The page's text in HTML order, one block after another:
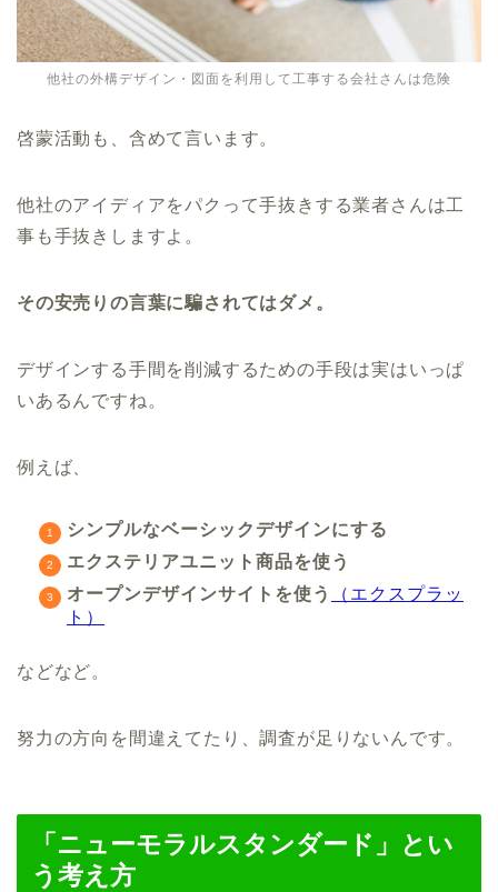
他社の外構デザイン・図面を利用して工事する会社さんは危険
啓蒙活動も、含めて言います。
他社のアイディアをパクって手抜きする業者さんは工
事も手抜きしますよ。
その安売りの言葉に騙されてはダメ。
デザインする手間を削減するための手段は実はいっぱ
いあるんですね。
例えば、
シンプルなベーシックデザインにする
エクステリアユニット商品を使う
オープンデザインサイトを使う
（エクスプラッ
ト）
などなど。
努力の方向を間違えてたり、調査が足りないんです。
「ニューモラルスタンダード」とい
う考え方